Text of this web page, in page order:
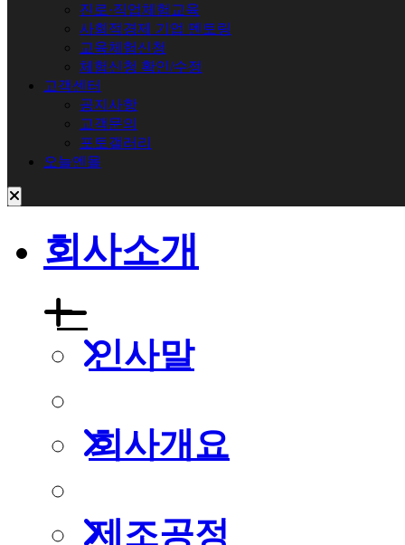
진로·직업체험교육
사회적경제 기업 멘토링
교육체험신청
체험신청 확인/수정
고객센터
공지사항
고객문의
포토갤러리
오늘엔몰
회사소개
인사말
회사개요
제조공정